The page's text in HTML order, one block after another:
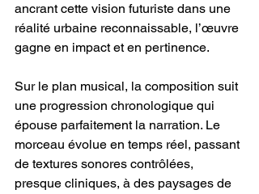
ancrant cette vision futuriste dans une
réalité urbaine reconnaissable, l’œuvre
gagne en impact et en pertinence.
Sur le plan musical, la composition suit
une progression chronologique qui
épouse parfaitement la narration. Le
morceau évolue en temps réel, passant
de textures sonores contrôlées,
presque cliniques, à des paysages de